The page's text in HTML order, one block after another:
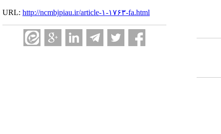
URL: http://ncmbjpiau.ir/article-۱-۱۷۶۳-fa.html